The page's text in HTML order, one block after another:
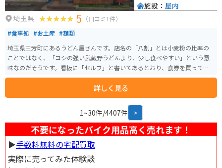
埼玉県 5 （口コミ1件）
#食事処 #お土産 #麺類
埼玉県三芳町にあるうどん屋さんです。店名の「八割」とは小麦粉の比率の
ことではなく、「コシの強い武蔵野うどんより、少し食べやすい」という意
味なのだそうです。看板に「セルフ」と書いてあるとおり、食券を買って注
文口で渡すと、受取口から出てくるという駅そばスタイルです。オーソドッ
クスなうどん以外に、グリーンカレーやキーマカレ-、生姜焼きといった変わ
り種や、出汁で炊いたご飯など、メニューも充実しています。
詳しく見る
施設： 屋内
1~30件/4407件 >
不要になったバイク用品高く売れます！
▶︎手数料無料の宅配買取
実際に売ってみた体験談